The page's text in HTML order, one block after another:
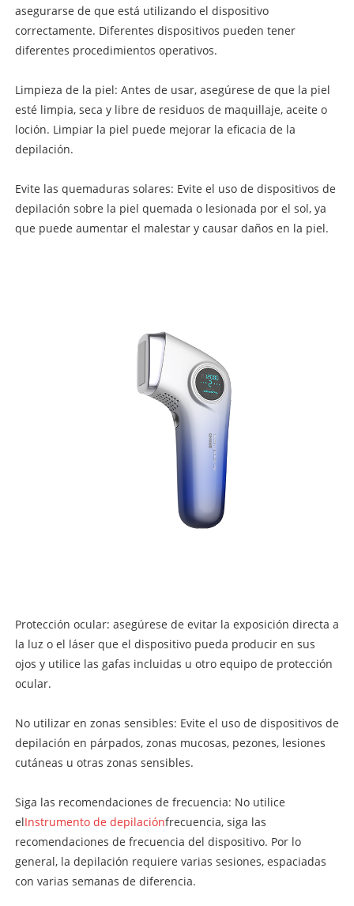
asegurarse de que está utilizando el dispositivo
correctamente. Diferentes dispositivos pueden tener
diferentes procedimientos operativos.
Limpieza de la piel: Antes de usar, asegúrese de que la piel
esté limpia, seca y libre de residuos de maquillaje, aceite o
loción. Limpiar la piel puede mejorar la eficacia de la
depilación.
Evite las quemaduras solares: Evite el uso de dispositivos de
depilación sobre la piel quemada o lesionada por el sol, ya
que puede aumentar el malestar y causar daños en la piel.
Protección ocular: asegúrese de evitar la exposición directa a
la luz o el láser que el dispositivo pueda producir en sus
ojos y utilice las gafas incluidas u otro equipo de protección
ocular.
No utilizar en zonas sensibles: Evite el uso de dispositivos de
depilación en párpados, zonas mucosas, pezones, lesiones
cutáneas u otras zonas sensibles.
Siga las recomendaciones de frecuencia: No utilice
elInstrumento de depilaciónfrecuencia, siga las
recomendaciones de frecuencia del dispositivo. Por lo
general, la depilación requiere varias sesiones, espaciadas
con varias semanas de diferencia.